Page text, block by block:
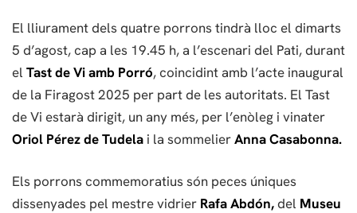
El lliurament dels quatre porrons tindrà lloc el dimarts
5 d’agost, cap a les 19.45 h, a l’escenari del Pati, durant
el Tast de Vi amb Porró, coincidint amb l’acte inaugural
de la Firagost 2025 per part de les autoritats. El Tast
de Vi estarà dirigit, un any més, per l’enòleg i vinater
Oriol Pérez de Tudela i la sommelierAnna Casabonna.
Els porrons commemoratius són peces úniques
dissenyades pel mestre vidrier Rafa Abdón,del Museu